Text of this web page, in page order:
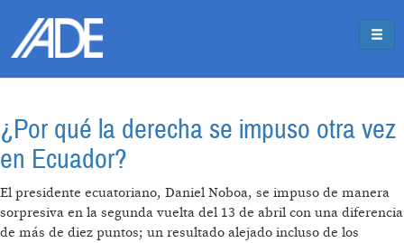
¿Por qué la derecha se impuso otra vez
en Ecuador?
El presidente ecuatoriano, Daniel Noboa, se impuso de manera
sorpresiva en la segunda vuelta del 13 de abril con una diferencia
de más de diez puntos; un resultado alejado incluso de los